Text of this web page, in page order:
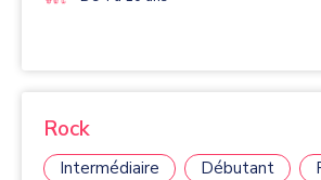
Rock
Intermédiaire Débutant